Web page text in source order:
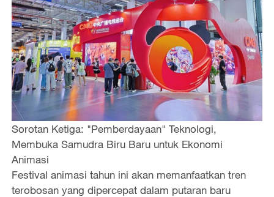
Sorotan Ketiga: "Pemberdayaan" Teknologi,
Membuka Samudra Biru Baru untuk Ekonomi
Animasi
Festival animasi tahun ini akan memanfaatkan tren
terobosan yang dipercepat dalam putaran baru